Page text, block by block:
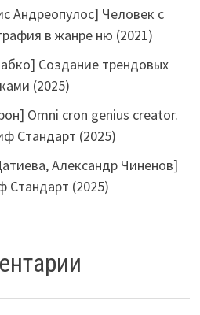
Андреопулос] Человек с
в жанре ню (2021)
Создание трендовых
(2025)
Omni cron genius creator.
Стандарт (2025)
Александр Чиненов]
Стандарт (2025)